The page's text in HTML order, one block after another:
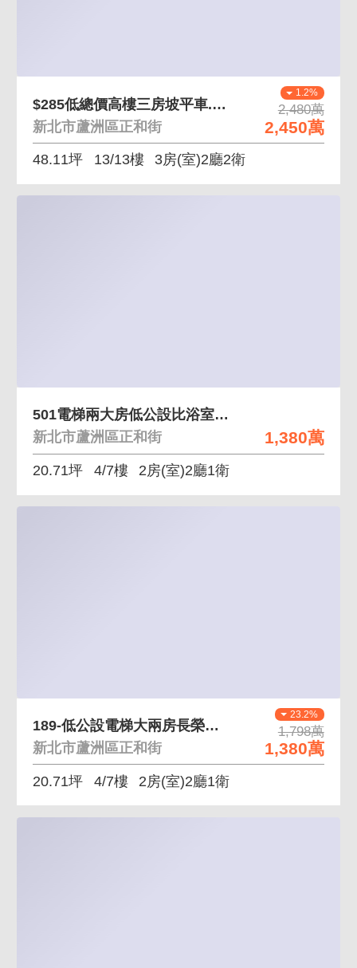
1.2%
2,480萬
2,450萬
$285低總價高樓三房坡平車.蘆洲美術館.
新北市蘆洲區正和街
48.11坪 13/13樓 3房(室)2廳2衛
1,380萬
501電梯兩大房低公設比浴室有窗
新北市蘆洲區正和街
20.71坪 4/7樓 2房(室)2廳1衛
23.2%
1,798萬
1,380萬
189-低公設電梯大兩房長榮佳瑪商圈成家首選
新北市蘆洲區正和街
20.71坪 4/7樓 2房(室)2廳1衛